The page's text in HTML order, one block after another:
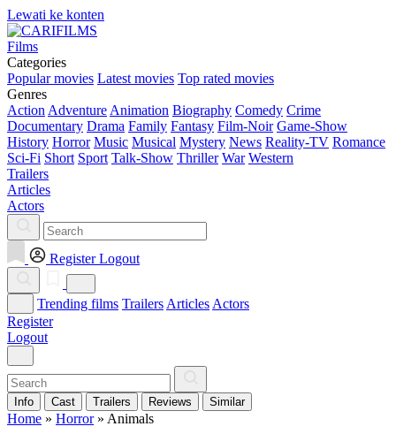
Lewati ke konten
Films
Categories
Popular movies Latest movies Top rated movies
Genres
Action Adventure Animation Biography Comedy Crime
Documentary Drama Family Fantasy Film-Noir Game-Show
History Horror Music Musical Mystery News Reality-TV Romance
Sci-Fi Short Sport Talk-Show Thriller War Western
Trailers
Articles
Actors
Register Logout
Trending films Trailers Articles Actors
Register
Logout
Info Cast Trailers Reviews Similar
Home » Horror» Animals